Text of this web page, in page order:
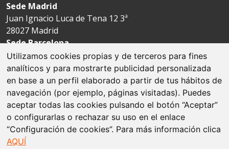
Utilizamos cookies propias y de terceros para fines
analíticos y para mostrarte publicidad personalizada
en base a un perfil elaborado a partir de tus hábitos de
navegación (por ejemplo, páginas visitadas). Puedes
aceptar todas las cookies pulsando el botón “Aceptar”
o configurarlas o rechazar su uso en el enlace
“Configuración de cookies”. Para más información clica
AQUÍ
Sede Madrid
Juan Ignacio Luca de Tena 12 3ª
28027 Madrid
Sede Barcelona
Avda. Josep Tarradellas 123-127 4ª
08029 Barcelona
Aviso legal
Política de cookies